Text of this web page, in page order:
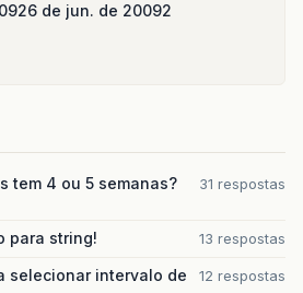
26 de jun. de 20092
tem 4 ou 5 semanas?
31 respostas
para string! 13 respostas
selecionar intervalo de
12 respostas